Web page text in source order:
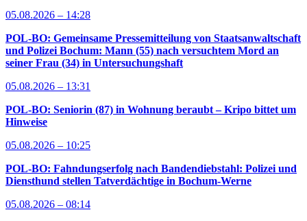
05.08.2026 – 14:28
POL-BO: Gemeinsame Pressemitteilung von Staatsanwaltschaft
und Polizei Bochum: Mann (55) nach versuchtem Mord an
seiner Frau (34) in Untersuchungshaft
05.08.2026 – 13:31
POL-BO: Seniorin (87) in Wohnung beraubt – Kripo bittet um
Hinweise
05.08.2026 – 10:25
POL-BO: Fahndungserfolg nach Bandendiebstahl: Polizei und
Diensthund stellen Tatverdächtige in Bochum-Werne
05.08.2026 – 08:14